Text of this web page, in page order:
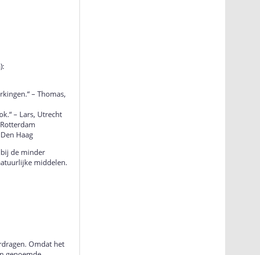
– Thomas,
– Lars, Utrecht
Haag
de minder
middelen.
Omdat het